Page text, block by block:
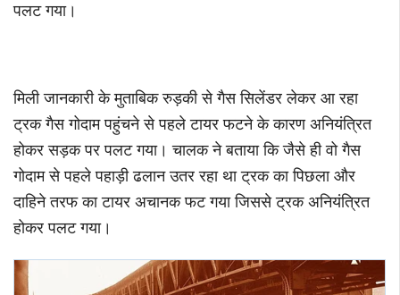
पलट गया।
मिली जानकारी के मुताबिक रुड़की से गैस सिलेंडर लेकर आ रहा
ट्रक गैस गोदाम पहुंचने से पहले टायर फटने के कारण अनियंत्रित
होकर सड़क पर पलट गया। चालक ने बताया कि जैसे ही वो गैस
गोदाम से पहले पहाड़ी ढलान उतर रहा था ट्रक का पिछला और
दाहिने तरफ का टायर अचानक फट गया जिससे ट्रक अनियंत्रित
होकर पलट गया।